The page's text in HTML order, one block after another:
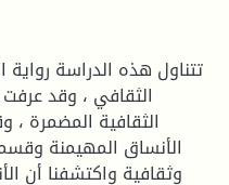
تتناول هذه الدراسة
الثقافي ، وقد
الثقافية المضمرة ،
الأنساق المهيمنة
وثقافية واكتشفنا أن